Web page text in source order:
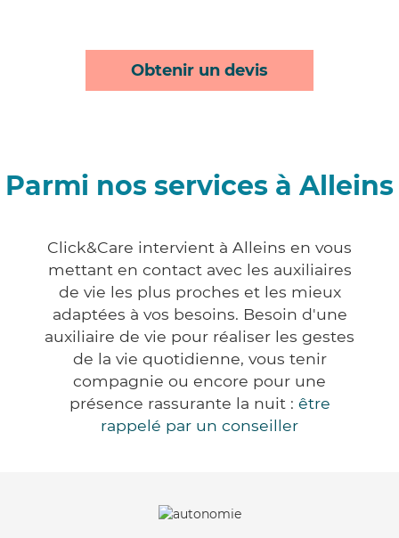
Obtenir un devis
Parmi nos services à Alleins
Click&Care intervient à Alleins en vous
mettant en contact avec les auxiliaires
de vie les plus proches et les mieux
adaptées à vos besoins. Besoin d'une
auxiliaire de vie pour réaliser les gestes
de la vie quotidienne, vous tenir
compagnie ou encore pour une
présence rassurante la nuit : être
rappelé par un conseiller